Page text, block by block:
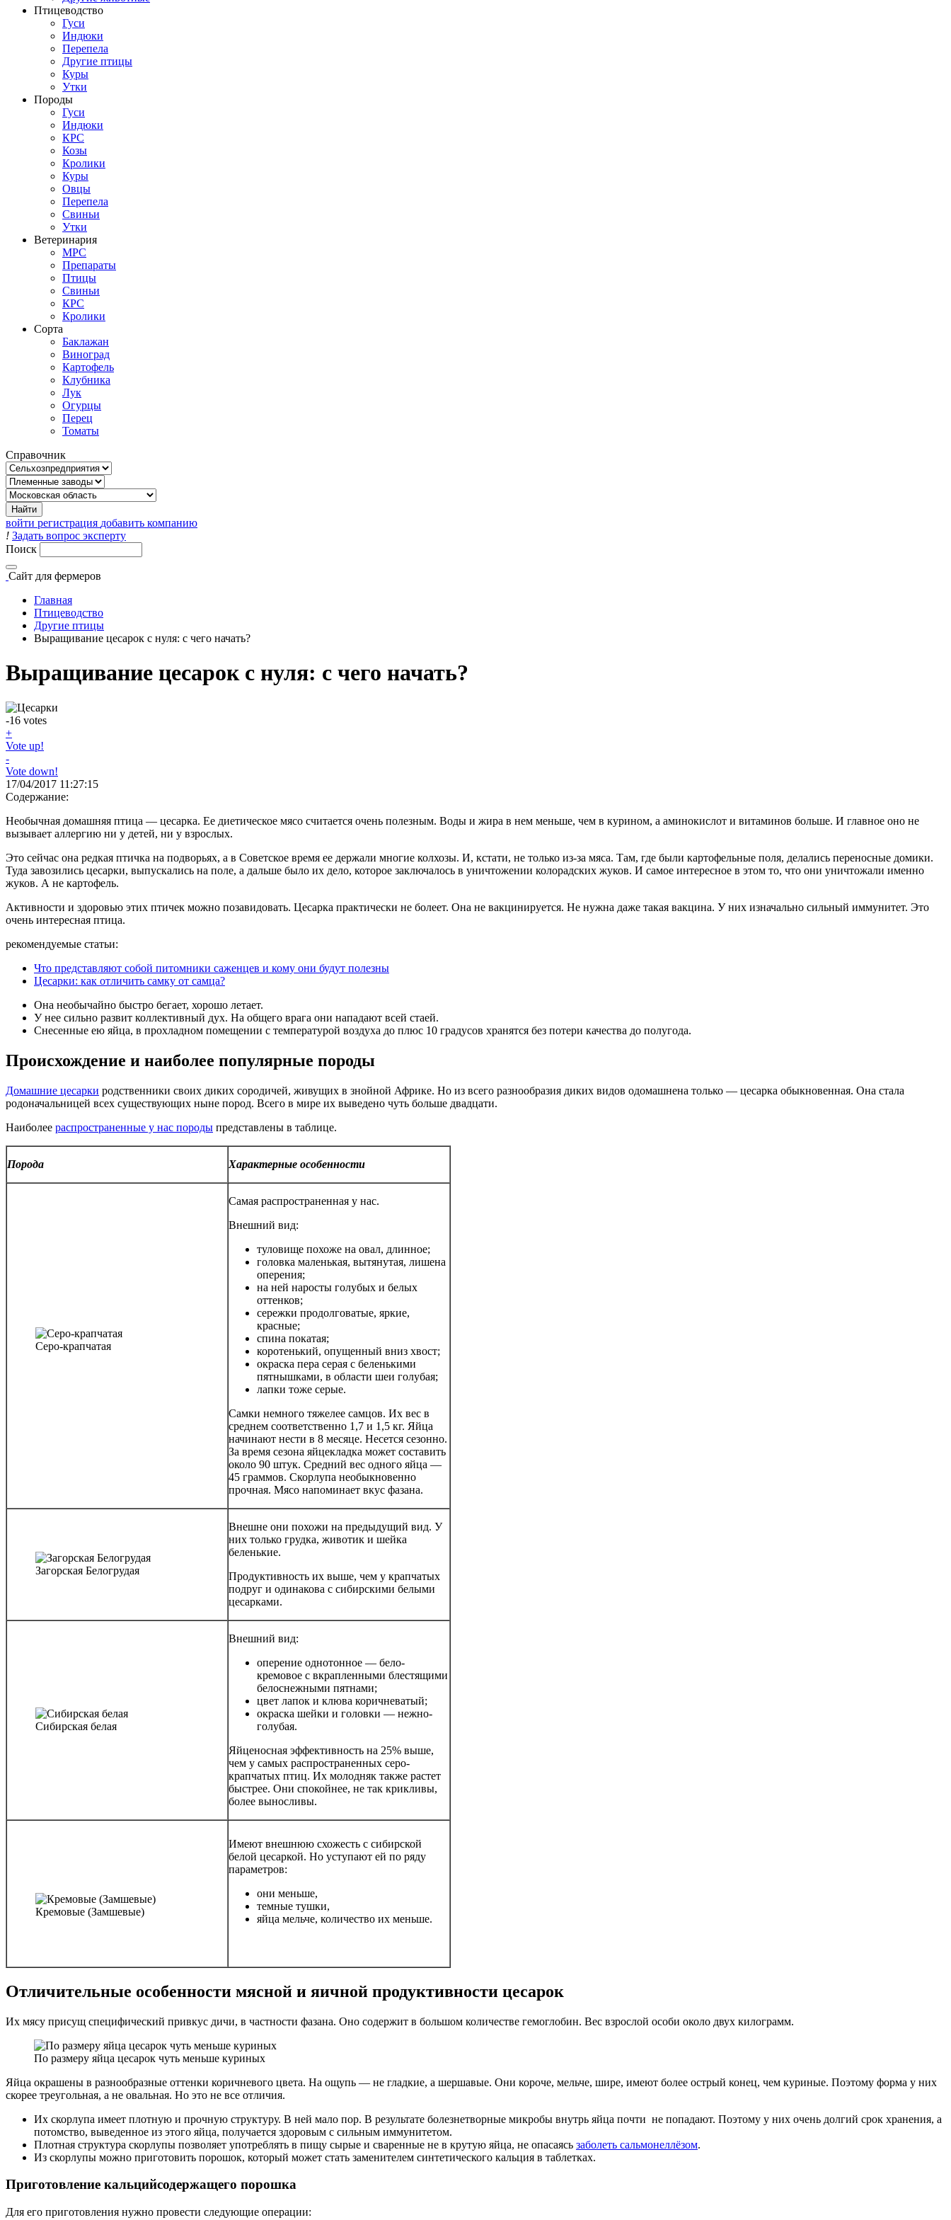
Птицеводство
Гуси
Индюки
Перепела
Другие птицы
Куры
Утки
Породы
Гуси
Индюки
КРС
Козы
Кролики
Куры
Овцы
Перепела
Свиньи
Утки
Ветеринария
МРС
Препараты
Птицы
Свиньи
КРС
Кролики
Сорта
Баклажан
Виноград
Картофель
Клубника
Лук
Огурцы
Перец
Томаты
Справочник
войти регистрация добавить компанию
! Задать вопрос эксперту
Поиск
Сайт для фермеров
Главная
Птицеводство
Другие птицы
Выращивание цесарок с нуля: с чего начать?
Выращивание цесарок с нуля: с чего начать?
-16 votes
+
Vote up!
-
Vote down!
17/04/2017 11:27:15
Содержание:
Необычная домашняя птица — цесарка. Ее диетическое мясо считается очень полезным. Воды и жира в нем меньше, чем в курином, а аминокислот и витаминов больше. И главное оно не
вызывает аллергию ни у детей, ни у взрослых.
Это сейчас она редкая птичка на подворьях, а в Советское время ее держали многие колхозы. И, кстати, не только из-за мяса. Там, где были картофельные поля, делались переносные домики.
Туда завозились цесарки, выпускались на поле, а дальше было их дело, которое заключалось в уничтожении колорадских жуков. И самое интересное в этом то, что они уничтожали именно
жуков. А не картофель.
Активности и здоровью этих птичек можно позавидовать. Цесарка практически не болеет. Она не вакцинируется. Не нужна даже такая вакцина. У них изначально сильный иммунитет. Это
очень интересная птица.
рекомендуемые статьи:
Что представляют собой питомники саженцев и кому они будут полезны
Цесарки: как отличить самку от самца?
Она необычайно быстро бегает, хорошо летает.
У нее сильно развит коллективный дух. На общего врага они нападают всей стаей.
Снесенные ею яйца, в прохладном помещении с температурой воздуха до плюс 10 градусов хранятся без потери качества до полугода.
Происхождение и наиболее популярные породы
Домашние цесарки родственники своих диких сородичей, живущих в знойной Африке. Но из всего разнообразия диких видов одомашнена только — цесарка обыкновенная. Она стала
родоначальницей всех существующих ныне пород. Всего в мире их выведено чуть больше двадцати.
Наиболее распространенные у нас породы представлены в таблице.
Порода Характерные особенности
Серо-крапчатая
Самая распространенная у нас.
Внешний вид:
туловище похоже на овал, длинное;
головка маленькая, вытянутая, лишена
оперения;
на ней наросты голубых и белых
оттенков;
сережки продолговатые, яркие,
красные;
спина покатая;
коротенький, опущенный вниз хвост;
окраска пера серая с беленькими
пятнышками, в области шеи голубая;
лапки тоже серые.
Самки немного тяжелее самцов. Их вес в
среднем соответственно 1,7 и 1,5 кг. Яйца
начинают нести в 8 месяце. Несется сезонно.
За время сезона яйцекладка может составить
около 90 штук. Средний вес одного яйца —
45 граммов. Скорлупа необыкновенно
прочная. Мясо напоминает вкус фазана.
Загорская Белогрудая
Внешне они похожи на предыдущий вид. У
них только грудка, животик и шейка
беленькие.
Продуктивность их выше, чем у крапчатых
подруг и одинакова с сибирскими белыми
цесарками.
Сибирская белая
Внешний вид:
оперение однотонное — бело-
кремовое с вкрапленными блестящими
белоснежными пятнами;
цвет лапок и клюва коричневатый;
окраска шейки и головки — нежно-
голубая.
Яйценосная эффективность на 25% выше,
чем у самых распространенных серо-
крапчатых птиц. Их молодняк также растет
быстрее. Они спокойнее, не так крикливы,
более выносливы.
Кремовые (Замшевые)
Имеют внешнюю схожесть с сибирской
белой цесаркой. Но уступают ей по ряду
параметров:
они меньше,
темные тушки,
яйца мельче, количество их меньше.
Отличительные особенности мясной и яичной продуктивности цесарок
Их мясу присущ специфический привкус дичи, в частности фазана. Оно содержит в большом количестве гемоглобин. Вес взрослой особи около двух килограмм.
По размеру яйца цесарок чуть меньше куриных
Яйца окрашены в разнообразные оттенки коричневого цвета. На ощупь — не гладкие, а шершавые. Они короче, мельче, шире, имеют более острый конец, чем куриные. Поэтому форма у них
скорее треугольная, а не овальная. Но это не все отличия.
Их скорлупа имеет плотную и прочную структуру. В ней мало пор. В результате болезнетворные микробы внутрь яйца почти не попадают. Поэтому у них очень долгий срок хранения, а
потомство, выведенное из этого яйца, получается здоровым с сильным иммунитетом.
Плотная структура скорлупы позволяет употреблять в пищу сырые и сваренные не в крутую яйца, не опасаясь заболеть сальмонеллёзом.
Из скорлупы можно приготовить порошок, который может стать заменителем синтетического кальция в таблетках.
Приготовление кальцийсодержащего порошка
Для его приготовления нужно провести следующие операции: